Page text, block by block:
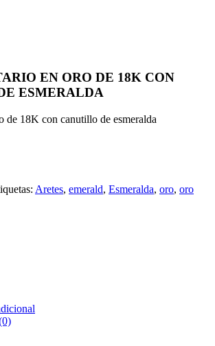
EN ORO DE 18K CON
ESMERALDA
de 18K con canutillo de esmeralda
Aretes, emerald, Esmeralda, oro, oro